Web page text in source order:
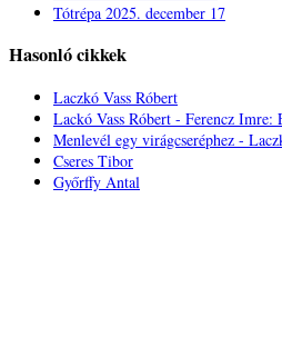
Tótrépa 2025. december 17
Hasonló cikkek
Laczkó Vass Róbert
Lackó Vass Róbert - Ferencz Imre:
Menlevél egy virágcseréphez -
Cseres Tibor
Győrffy Antal